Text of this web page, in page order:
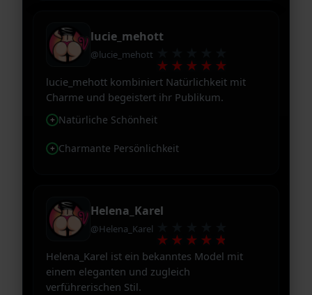
lucie_mehott
@lucie_mehott
★★★★★
lucie_mehott kombiniert Natürlichkeit mit
Charme und begeistert ihr Publikum.
Natürliche Schönheit
Charmante Persönlichkeit
Helena_Karel
@Helena_Karel
★★★★★
Helena_Karel ist ein bekanntes Model mit
einem eleganten und zugleich
verführerischen Stil.